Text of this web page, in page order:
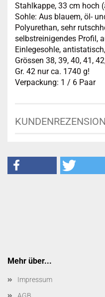
Stahlkappe, 33 cm hoch
Sohle: Aus blauem, öl-
Polyurethan, sehr
selbstreinigendes Profil,
Einlegesohle,
Grössen 38, 39, 40, 41,
Gr. 42 nur ca. 1740 g!
Verpackung: 1 / 6 Paar
Mehr über...
Impressum